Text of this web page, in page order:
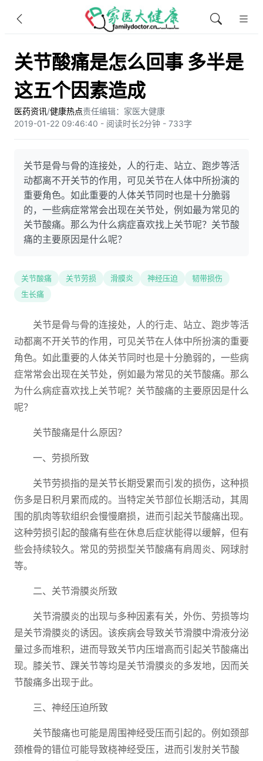
关节酸痛是怎么回事 多半是
这五个因素造成
医药资讯/健康热点责任编辑：家医大健康
2019-01-22 09:46:40 - 阅读时长2分钟 - 733字
关节是骨与骨的连接处，人的行走、站立、跑步等活
动都离不开关节的作用，可见关节在人体中所扮演的
重要角色。如此重要的人体关节同时也是十分脆弱
的，一些病症常常会出现在关节处，例如最为常见的
关节酸痛。那么为什么病症喜欢找上关节呢？关节酸
痛的主要原因是什么呢？
关节酸痛 关节劳损 滑膜炎 神经压迫
韧带损伤
生长痛
关节是骨与骨的连接处，人的行走、站立、跑步等活
动都离不开关节的作用，可见关节在人体中所扮演的重要
角色。如此重要的人体关节同时也是十分脆弱的，一些病
症常常会出现在关节处，例如最为常见的关节酸痛。那么
为什么病症喜欢找上关节呢？关节酸痛的主要原因是什么
呢？
关节酸痛是什么原因？
一、劳损所致
关节劳损指的是关节长期受累而引发的损伤，这种损
伤多是日积月累而成的。当特定关节部位长期活动，其周
围的肌肉等软组织会慢慢磨损，进而引起关节酸痛出现。
这种劳损引起的酸痛有些在休息后症状能得以缓解，但有
些会持续较久。常见的劳损型关节酸痛有肩周炎、网球肘
等。
二、关节滑膜炎所致
关节滑膜炎的出现与多种因素有关，外伤、劳损等均
是关节滑膜炎的诱因。该疾病会导致关节滑膜中滑液分泌
量过多而堆积，进而导致关节内压增高而引起关节酸痛出
现。膝关节、踝关节等均是关节滑膜炎的多发地，因而关
节酸痛多出现于此。
三、神经压迫所致
关节酸痛也可能是周围神经受压而引起的。例如颈部
颈椎骨的错位可能导致桡神经受压，进而引发肘关节酸